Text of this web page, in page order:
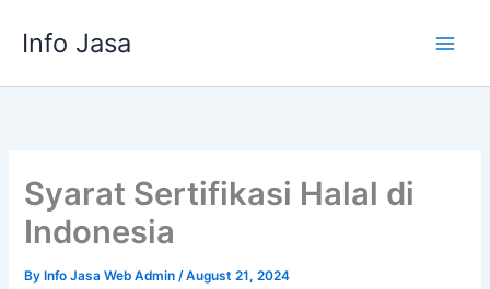
Info Jasa
Syarat Sertifikasi Halal di
Indonesia
By Info Jasa Web Admin/August 21, 2024